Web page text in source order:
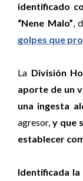
identificado
“Nene Malo”,
golpes que
La División
aporte de un
una ingesta
agresor,y que
establecer
Identificada